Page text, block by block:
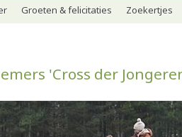
Groeten & felicitaties Zoekertjes
'Cross der